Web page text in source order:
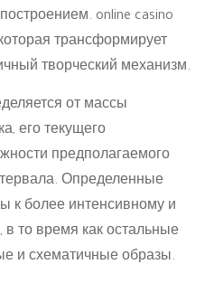
online casino
трансформирует
творческий механизм.
от массы
его текущего
предполагаемого
Определенные
к более интенсивному и
то время как остальные
и схематичные образы.